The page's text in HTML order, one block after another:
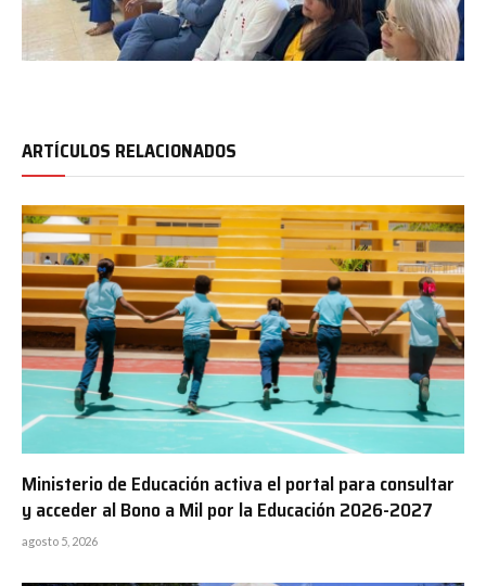
ARTÍCULOS RELACIONADOS
Ministerio de Educación activa el portal para consultar
y acceder al Bono a Mil por la Educación 2026-2027
agosto 5, 2026